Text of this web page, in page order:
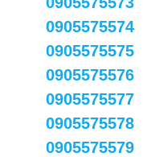
0905575574
0905575575
0905575576
0905575577
0905575578
0905575579